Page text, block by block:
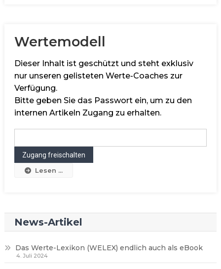
Wertemodell
Dieser Inhalt ist geschützt und steht exklusiv
nur unseren gelisteten Werte-Coaches zur
Verfügung.
Bitte geben Sie das Passwort ein, um zu den
internen Artikeln Zugang zu erhalten.
Lesen ...
News-Artikel
Das Werte-Lexikon (WELEX) endlich auch als eBook
4. Juli 2024